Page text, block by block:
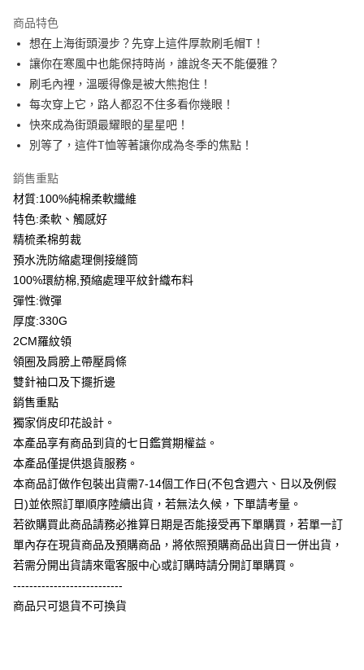
合作金庫商業銀行
華南商業銀行
彰化商業銀行
上海商業儲蓄銀行
台北富邦商業銀行
國泰世華商業銀行
兆豐國際商業銀行
臺灣中小企業銀行
台中商業銀行
匯豐（台灣）商業銀行
聯邦商業銀行
元大商業銀行
永豐商業銀行
台新國際商業銀行
台灣樂天信用卡公司
6 期 0 利率 每期
華南商業銀行
彰化商業銀行
上海商業儲蓄銀行
台北富邦商業銀行
國泰世華商業銀行
兆豐國際商業銀行
臺灣中小企業銀行
匯豐（台灣）商業銀行
華泰商業銀行
元大商業銀行
玉山商業銀行
台灣樂天信用卡公司
12 期 0 利率 每期 NT$49
合作金庫商業銀行
第一商業銀行
上海商業儲蓄銀行
台北富邦商業銀行
國泰世華商業銀行
臺灣中小企業銀行
台中商業銀行
聯邦商業銀行
元大商業銀行
玉山商業銀行
台新國際商業銀行
超商取貨付款
LINE Pay
Apple Pay
街口支付
悠遊付
Google Pay
全盈+PAY
大哥付你分期
相關說明
1.本服務由台灣大哥大提供，台灣大哥大用戶可立即使用無須另外申請。
2.付款方式選擇「大哥付你分期」，訂單成立後會自動跳轉到大哥付的交易
流程，驗證手機門號後，選擇欲分期的期數、繳款截止日，確認付款後即完
成交易。
3.實際核准額度、可分期數及費用金額請依後續交易確認頁面所載為準。
4.訂單成立30分鐘內，如未前往確認交易或遇審核未通過，訂單將自動取
消。如遇「轉專審核」未通過狀況，表示未達大哥付你分期系統評分，恕無
法說明評估內容。
【繳款方式說明】
1.分期款項不併入電信帳單，「大哥付你分期」於每月結算日後寄送繳費提
2.透過簡訊連結打開帳單後，可選擇「超商條碼／台灣大直營門市／銀行轉
帳／街口支付／iPASS MONEY」等通路繳費。
【注意事項】
1.本服務係由「台灣大哥大股份有限公司」（以下簡稱本公司）所提供，讓
2.基於同意付款使用「大哥付你分期」之契約關係目的，商店將以您的個人
AFTEE先享後付
相關說明
【關於「AFTEE先享後付」】
AFTEE先享後付是「在收到商品之後才付款」的支付方式。 讓您購物簡單
１．簡單：不需註冊會員、不需綁卡、不需儲值。
２．便利：只要手機號碼，簡訊認證，即可結帳。
３．安心：先確認商品／服務後，再付款。
【「AFTEE先享後付」結帳流程】
１．於結帳方式選擇「AFTEE先享後付」後，將跳轉至「AFTEE先享後付」
２．訂單成立數日內，您將收到繳費通知簡訊。
３．收到繳費通知簡訊後14天內，點擊此簡訊中的連結，可透過四大超商／
ATM／網路銀行／等多元方式進行付款，方視為交易完成。
※ 請注意：結帳手續完成當下不需立刻繳費，但若您需要取消訂單，請聯絡
購買商品的店家。未經商家同意取消之訂單仍視為有效，需透過AFTEE先享
後付繳納相關費用。
ATM付款
運送方式
全家付款取貨
每筆NT$65，滿NT$899(含以上)免運費
付款後全家取貨
7-11付款取貨
每筆NT$65，滿NT$899(含以上)免運費
商品特色
想在上海街頭漫步？先穿上這件厚款刷毛帽T！
讓你在寒風中也能保持時尚，誰說冬天不能優雅？
刷毛內裡，溫暖得像是被大熊抱住！
每次穿上它，路人都忍不住多看你幾眼！
快來成為街頭最耀眼的星星吧！
別等了，這件T恤等著讓你成為冬季的焦點！
銷售重點
材質:100%純棉柔軟纖維
特色:柔軟、觸感好
精梳柔棉剪裁
預水洗防縮處理側接縫筒
100%環紡棉,預縮處理平紋針織布料
彈性:微彈
厚度:330G
2CM羅紋領
領圈及肩膀上帶壓肩條
雙針袖口及下擺折邊
銷售重點
獨家俏皮印花設計。
本產品享有商品到貨的七日鑑賞期權益。
本產品僅提供退貨服務。
本商品訂做作包裝出貨需7-14個工作日(不包含週六、日以及例假
日)並依照訂單順序陸續出貨，若無法久候，下單請考量。
若欲購買此商品請務必推算日期是否能接受再下單購買，若單一訂
單內存在現貨商品及預購商品，將依照預購商品出貨日一併出貨，
若需分開出貨請來電客服中心或訂購時請分開訂單購買。
---------------------------
商品只可退貨不可換貨